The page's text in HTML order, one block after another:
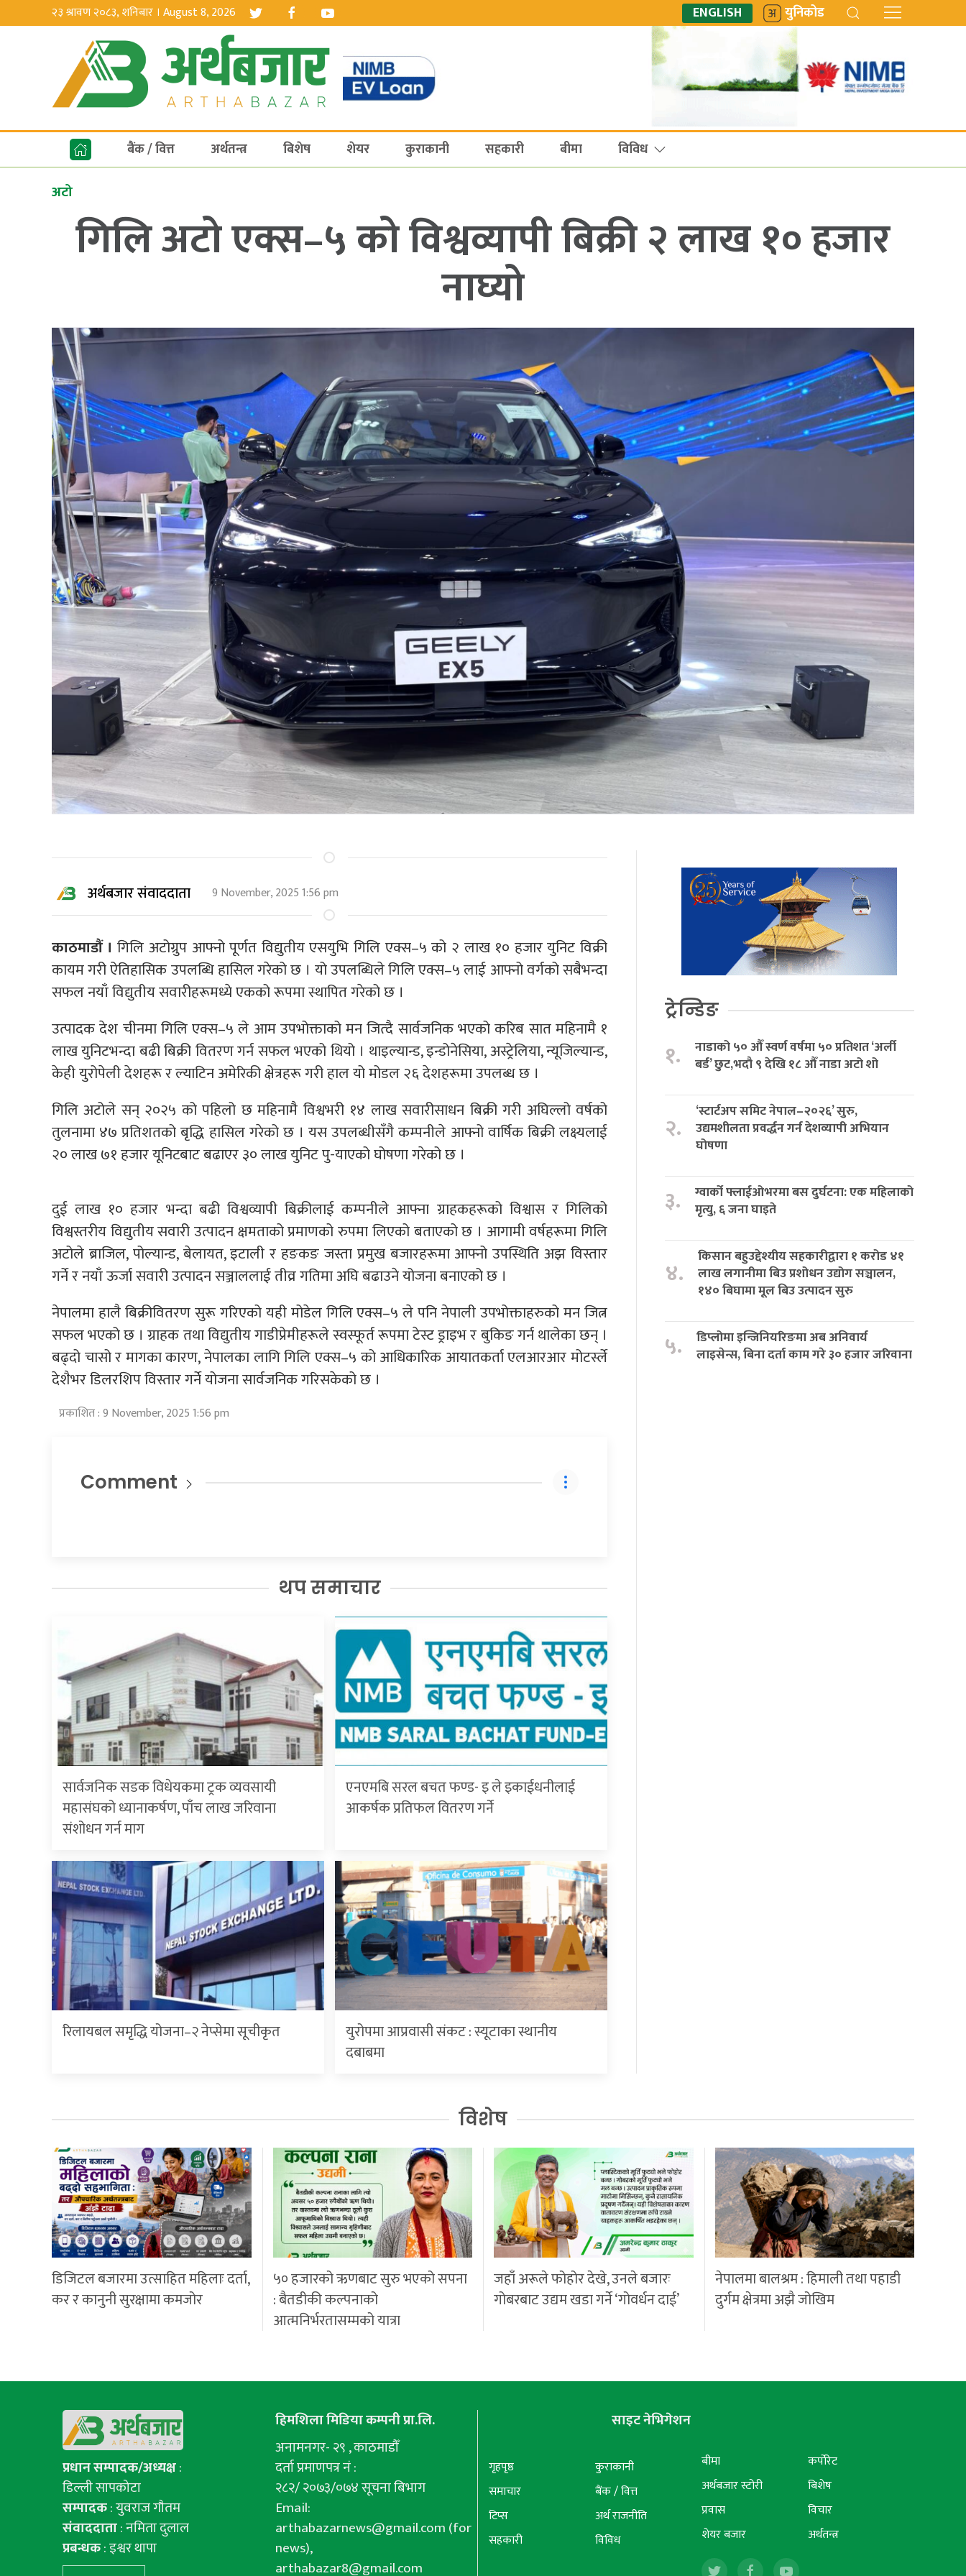
२३ श्रावण २०८३, शनिबार । August 8, 2026 ENGLISH युनिकोड
बैंक / वित्त अर्थतन्त्र बिशेष शेयर कुराकानी सहकारी बीमा विविध
अटो
गिलि अटो एक्स–५ को विश्वव्यापी बिक्री २ लाख १० हजार
नाघ्यो
अर्थबजार संवाददाता 9 November, 2025 1:56 pm
काठमाडौं । गिलि अटोग्रुप आफ्नो पूर्णत विद्युतीय एसयुभि गिलि एक्स–५ को २ लाख १० हजार युनिट विक्री
कायम गरी ऐतिहासिक उपलब्धि हासिल गरेको छ । यो उपलब्धिले गिलि एक्स–५ लाई आफ्नो वर्गको सबैभन्दा
सफल नयाँ विद्युतीय सवारीहरूमध्ये एकको रूपमा स्थापित गरेको छ ।
उत्पादक देश चीनमा गिलि एक्स–५ ले आम उपभोक्ताको मन जित्दै सार्वजनिक भएको करिब सात महिनामै १
लाख युनिटभन्दा बढी बिक्री वितरण गर्न सफल भएको थियो । थाइल्यान्ड, इन्डोनेसिया, अस्ट्रेलिया, न्यूजिल्यान्ड,
केही युरोपेली देशहरू र ल्याटिन अमेरिकी क्षेत्रहरू गरी हाल यो मोडल २६ देशहरूमा उपलब्ध छ ।
गिलि अटोले सन् २०२५ को पहिलो छ महिनामै विश्वभरी १४ लाख सवारीसाधन बिक्री गरी अघिल्लो वर्षको
तुलनामा ४७ प्रतिशतको बृद्धि हासिल गरेको छ । यस उपलब्धीसँगै कम्पनीले आफ्नो वार्षिक बिक्री लक्ष्यलाई
२० लाख ७१ हजार यूनिटबाट बढाएर ३० लाख युनिट पु-याएको घोषणा गरेको छ ।
दुई लाख १० हजार भन्दा बढी विश्वव्यापी बिक्रीलाई कम्पनीले आफ्ना ग्राहकहरूको विश्वास र गिलिको
विश्वस्तरीय विद्युतीय सवारी उत्पादन क्षमताको प्रमाणको रुपमा लिएको बताएको छ । आगामी वर्षहरूमा गिलि
अटोले ब्राजिल, पोल्यान्ड, बेलायत, इटाली र हङकङ जस्ता प्रमुख बजारहरूमा आफ्नो उपस्थिति अझ विस्तार
गर्ने र नयाँ ऊर्जा सवारी उत्पादन सञ्जाललाई तीव्र गतिमा अघि बढाउने योजना बनाएको छ ।
नेपालमा हालै बिक्रीवितरण सुरू गरिएको यही मोडेल गिलि एक्स–५ ले पनि नेपाली उपभोक्ताहरुको मन जित्न
सफल भएको छ । ग्राहक तथा विद्युतीय गाडीप्रेमीहरूले स्वस्फूर्त रूपमा टेस्ट ड्राइभ र बुकिङ गर्न थालेका छन् ।
बढ्दो चासो र मागका कारण, नेपालका लागि गिलि एक्स–५ को आधिकारिक आयातकर्ता एलआरआर मोटर्स्ले
देशैभर डिलरशिप विस्तार गर्ने योजना सार्वजनिक गरिसकेको छ ।
प्रकाशित : 9 November, 2025 1:56 pm
Comment
थप समाचार
सार्वजनिक सडक विधेयकमा ट्रक व्यवसायी
महासंघको ध्यानाकर्षण, पाँच लाख जरिवाना
संशोधन गर्न माग
एनएमबि सरल बचत फण्ड- इ ले इकाईधनीलाई
आकर्षक प्रतिफल वितरण गर्ने
रिलायबल समृद्धि योजना–२ नेप्सेमा सूचीकृत
युरोपमा आप्रवासी संकट : स्यूटाका स्थानीय
दबाबमा
ट्रेन्डिङ
१.
नाडाको ५० औँ स्वर्ण वर्षमा ५० प्रतिशत ‘अर्ली
बर्ड’ छुट,भदौ ९ देखि १८ औँ नाडा अटो शो
२.
‘स्टार्टअप समिट नेपाल–२०२६’ सुरु,
उद्यमशीलता प्रवर्द्धन गर्न देशव्यापी अभियान
घोषणा
३.
ग्वार्को फ्लाईओभरमा बस दुर्घटना: एक महिलाको
मृत्यु, ६ जना घाइते
४.
किसान बहुउद्देश्यीय सहकारीद्वारा १ करोड ४१
लाख लगानीमा बिउ प्रशोधन उद्योग सञ्चालन,
१४० बिघामा मूल बिउ उत्पादन सुरु
५.
डिप्लोमा इन्जिनियरिङमा अब अनिवार्य
लाइसेन्स, बिना दर्ता काम गरे ३० हजार जरिवाना
विशेष
डिजिटल बजारमा उत्साहित महिलाः दर्ता,
कर र कानुनी सुरक्षामा कमजोर
५० हजारको ऋणबाट सुरु भएको सपना
: बैतडीकी कल्पनाको
आत्मनिर्भरतासम्मको यात्रा
जहाँ अरूले फोहोर देखे, उनले बजारः
गोबरबाट उद्यम खडा गर्ने ‘गोवर्धन दाई’
नेपालमा बालश्रम : हिमाली तथा पहाडी
दुर्गम क्षेत्रमा अझै जोखिम
प्रधान सम्पादक/अध्यक्ष:
डिल्ली सापकोटा
सम्पादक: युवराज गाैतम
संवाददाता: नमिता दुलाल
प्रबन्धक: इश्वर थापा
हिमशिला मिडिया कम्पनी प्रा.लि.
अनामनगर- २९ , काठमाडौँ
दर्ता प्रमाणपत्र नं :
२८२/ २०७३/०७४ सूचना बिभाग
Email:
arthabazarnews@gmail.com(for
news),
arthabazar8@gmail.com
साइट नेभिगेशन
गृहपृष्ठ
समाचार
टिप्स
सहकारी
कुराकानी
बैंक / वित्त
अर्थ राजनीति
विविध
बीमा
अर्थबजार स्टोरी
प्रवास
शेयर बजार
कर्पोरेट
बिशेष
विचार
अर्थतन्त्र